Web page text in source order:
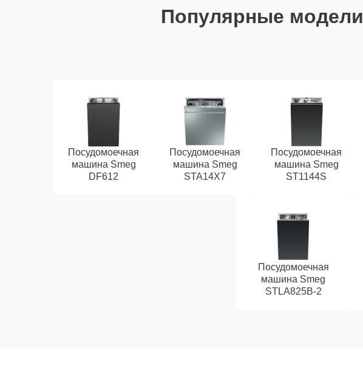
Популярные модели
Посудомоечная
машина Smeg
DF612
Посудомоечная
машина Smeg
STA14X7
Посудомоечная
машина Smeg
ST1144S
Посудомоечная
машина Smeg
STLA825B-2